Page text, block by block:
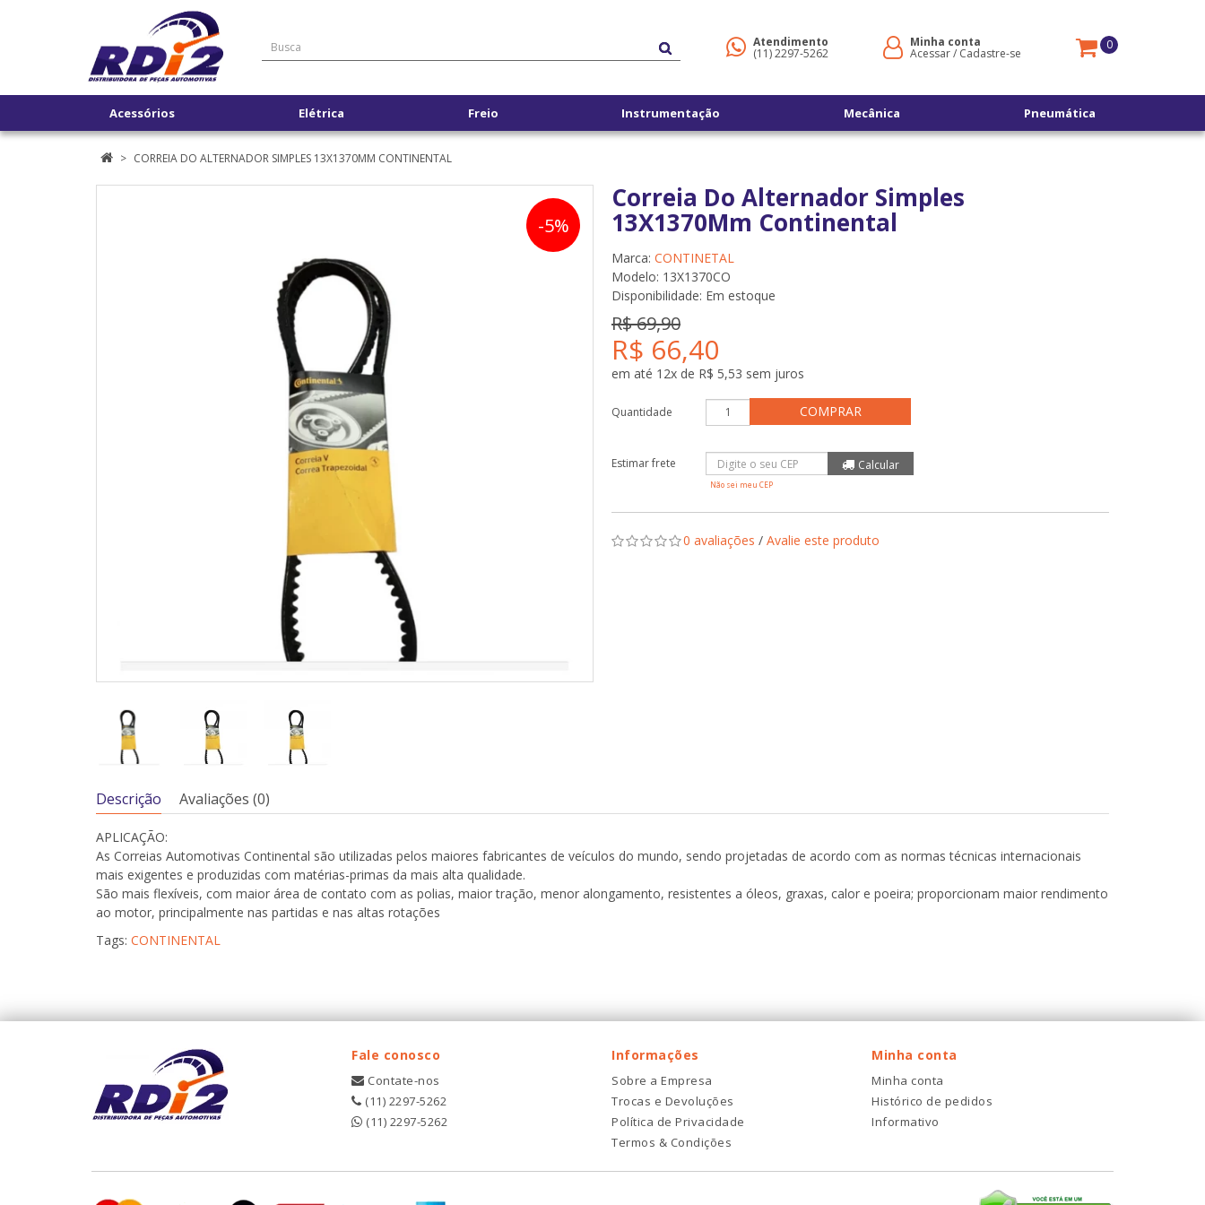
Atendimento
(11) 2297-5262
Minha conta
Acessar/ Cadastre-se
0
Acessórios Elétrica Freio Instrumentação Mecânica Pneumática
CORREIA DO ALTERNADOR SIMPLES 13X1370MM CONTINENTAL
-5%
Correia Do Alternador Simples
13X1370Mm Continental
Marca: CONTINETAL
Modelo: 13X1370CO
Disponibilidade: Em estoque
R$ 69,90
R$ 66,40
em até 12x de R$ 5,53 sem juros
Quantidade COMPRAR
Não sei meu CEP
0 avaliações / Avalie este produto
Descrição Avaliações (0)
APLICAÇÃO:
As Correias Automotivas Continental são utilizadas pelos maiores fabricantes de veículos do mundo, sendo projetadas de acordo com as normas técnicas internacionais
mais exigentes e produzidas com matérias-primas da mais alta qualidade.
São mais flexíveis, com maior área de contato com as polias, maior tração, menor alongamento, resistentes a óleos, graxas, calor e poeira; proporcionam maior rendimento
ao motor, principalmente nas partidas e nas altas rotações
Tags: CONTINENTAL
Fale conosco
Contate-nos
(11) 2297-5262
(11) 2297-5262
Informações
Sobre a Empresa
Trocas e Devoluções
Política de Privacidade
Termos & Condições
Minha conta
Minha conta
Histórico de pedidos
Informativo